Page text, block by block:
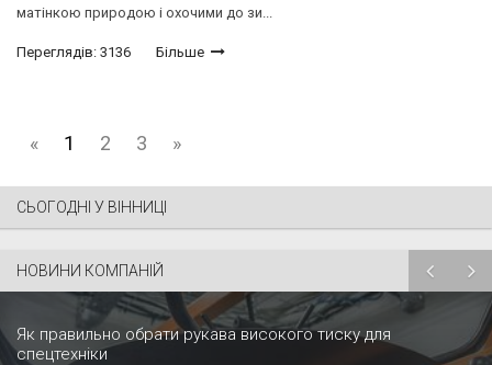
матінкою природою і охочими до зи...
Переглядів: 3136 Більше
« 1 2 3 »
СЬОГОДНІ У ВІННИЦІ
НОВИНИ КОМПАНІЙ
Як правильно обрати рукава високого тиску для
спецтехніки